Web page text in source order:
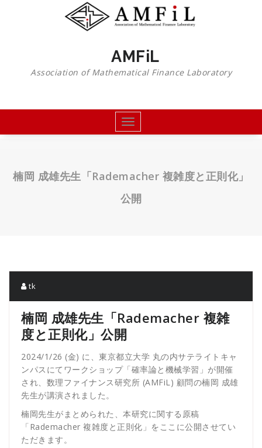
AMFiL
Association of Mathematical Finance Laboratory
Toggle
navigation
楠岡 成雄先生「Rademacher 複雑度と正則化」
公開
tk
楠岡 成雄先生「Rademacher 複雑
度と正則化」公開
2024/1/26 (金) に、東京都立大学 丸の内サテライトキャ
ンパスにてワークショップ「確率論と機械学習」が開催
され、数理ファイナンス研究所 (AMFiL) 顧問の楠岡 成雄
先生が講演されました。
楠岡先生がまとめられた、本研究に関する原稿
「Rademacher 複雑度と正則化」をここに公開させてい
ただきます。